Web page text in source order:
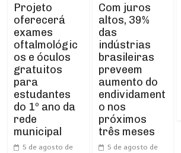
Projeto
oferecerá
exames
oftalmológic
os e óculos
gratuitos
para
estudantes
do 1º ano da
rede
municipal
5 de agosto de
Com juros
altos, 39%
das
indústrias
brasileiras
preveem
aumento do
endividament
o nos
próximos
três meses
5 de agosto de